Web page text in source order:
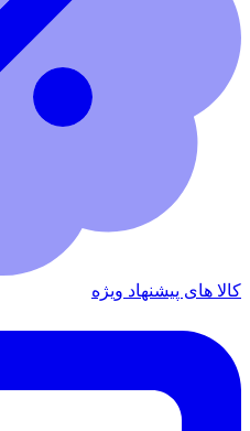
کالا های پیشنهاد ویژه